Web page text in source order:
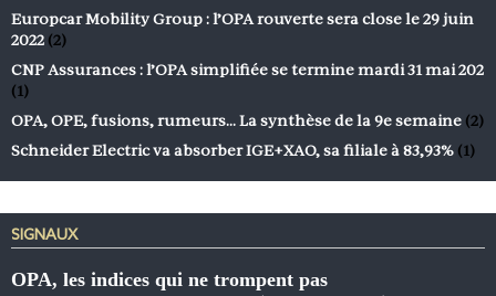
Europcar Mobility Group : l’OPA rouverte sera close le 29 juin
2022 (2)
CNP Assurances : l’OPA simplifiée se termine mardi 31 mai 202
(1)
OPA, OPE, fusions, rumeurs… La synthèse de la 9e semaine (2)
Schneider Electric va absorber IGE+XAO, sa filiale à 83,93% (1)
SIGNAUX
OPA, les indices qui ne trompent pas